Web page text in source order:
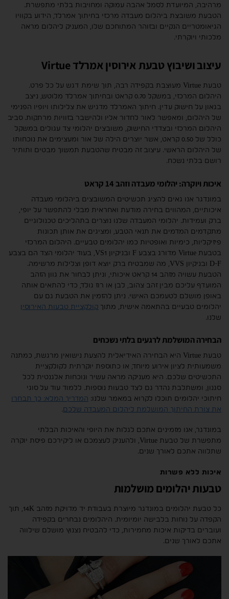
מרהיבה, המיועדת לסמל אהבה עמוקה ומחויבות בלתי מתפשרת.
הטבעת משובצת ביהלום מעבדה מרכזי בחיתוך אמרלד, הידוע בקוויו
הגיאומטריים הנקיים ובזוהר המתוחכם שלו, המעניק ליהלום מראה
מלכותי ויוקרתי.
עיצוב ושיבוץ טבעת אירוסין אמרלד Virtue
טבעת Virtue מעוצבת בקפידה רבה, תוך שימת דגש על כל פרט.
היהלום המרכזי, במשקל 0.70 קראט ובחיתוך אמרלד מלוטש, ניצב
בגאון על חישוק עדין. חיתוך האמרלד מדגיש את צלילותו ויופיו הפנימי
של היהלום, ומאפשר לאור לחדור אליו ולהישבר בזוויות מרתקות. סביב
היהלום המרכזי ובצדדי החישוק, משובצים יהלומי צד עגולים במשקל
כולל של 0.50 קראט, אשר יוצרים הילה של אור ומעצימים את נוכחותו
של היהלום הראשי. עיצוב זה מבטיח שהטבעת תמשוך מבטים ותותיר
רושם בלתי נשכח.
איכות ויוקרה: יהלומי מעבדה וזהב 14 קראט
במונדגר אנו גאים להציג תכשיטים המשובצים ביהלומי מעבדה
איכותיים, המהווים בחירה מודעת ואחראית מבלי להתפשר על יופי,
ברק ועמידות. יהלומי המעבדה שלנו נוצרים בתהליכים טכנולוגיים
מתקדמים המדמים את תנאי הטבע, ומציגים את אותן תכונות
פיזיקליות, כימיות ואופטיות כמו יהלומים טבעיים. היהלום המרכזי
בטבעת Virtue מדורג בצבע F ובניקיון VS1, בעוד יהלומי הצד הם בצבע
D-F ובניקיון VVS, מה שמבטיח ברק יוצא דופן וצלילות מרשימה.
הטבעת עשויה מזהב 14 קראט איכותי, וניתן לבחור את גוון הזהב
המועדף עליכם מבין זהב צהוב, לבן או רוז גולד, כדי להתאים אותה
באופן מושלם לטעמכם האישי. ניתן להזמין את הטבעת גם עם
יהלומים טבעיים בהתאמה אישית, מתוך קולקציית טבעות האירוסין
שלנו.
הבחירה המושלמת לרגעים בלתי נשכחים
טבעת Virtue היא הבחירה האידיאלית להצעת נישואין מרגשת, כמתנה
משמעותית לציון אירוע מיוחד, או כתוספת יוקרתית לקולקציית
התכשיטים שלכם. היא מעניקה מראה עשיר ונוכחות אלגנטית לכל
סגנון, ומשתלבת נהדר גם לצד טבעות נוספות. ללמוד עוד על סוגי
חיתוכי יהלומים תוכלו לקרוא במאמר שלנו: המדריך המלא: כך תבחרו
את צורת החיתוך המושלמת ליהלום המעבדה שלכם
במונדגר, אנו מזמינים אתכם לגלות את היופי והאיכות הבלתי
מתפשרת של טבעת Virtue, ולהעניק לעצמכם או ליקירכם פיסת יוקרה
שתלווה אתכם לאורך שנים.
איכות ללא פשרות
טבעות יהלומים מושלמות
כל טבעת יהלומים במונדגר מיוצרת בעבודת יד מדויקת מזהב 14K, תוך
הקפדה על נוחות בלבישה יומיומית. היהלומים נבחרים בקפידה
ועוברים בדיקות איכות מחמירות, כדי להבטיח נצנוץ מושלם שילווה
אתכם לאורך שנים.